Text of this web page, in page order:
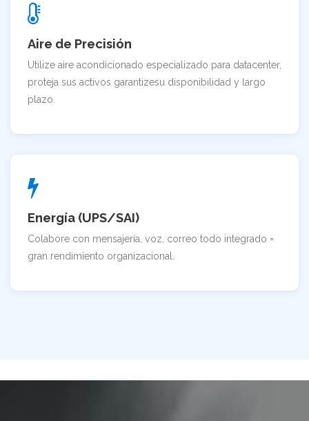
Aire de Precisión
Utilize aire acondicionado especializado para datacenter,
proteja sus activos garantizesu disponibilidad y largo
plazo.
Energía (UPS/SAI)
Colabore con mensajería, voz, correo todo integrado =
gran rendimiento organizacional.